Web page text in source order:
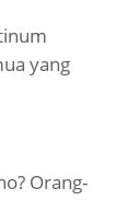
yang
Orang-